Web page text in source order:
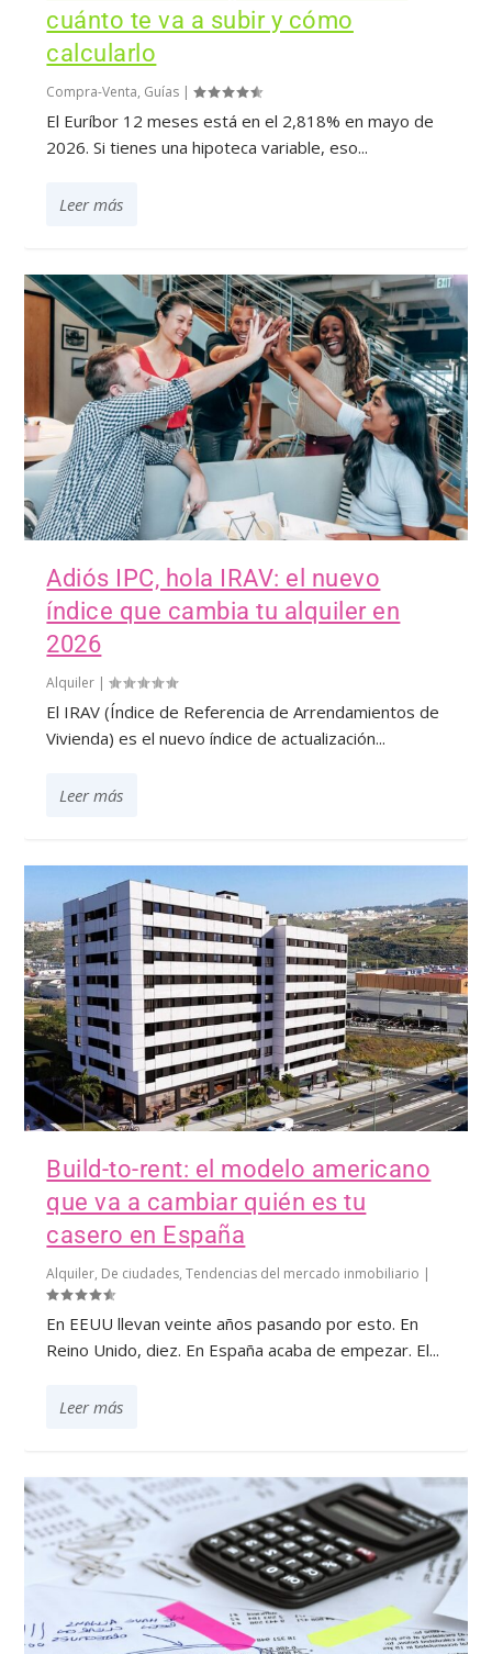
cuánto te va a subir y cómo
calcularlo
Compra-Venta, Guías |
El Euríbor 12 meses está en el 2,818% en mayo de
2026. Si tienes una hipoteca variable, eso...
Leer más
Adiós IPC, hola IRAV: el nuevo
índice que cambia tu alquiler en
2026
Alquiler |
El IRAV (Índice de Referencia de Arrendamientos de
Vivienda) es el nuevo índice de actualización...
Leer más
Build-to-rent: el modelo americano
que va a cambiar quién es tu
casero en España
Alquiler, De ciudades,Tendencias del mercado inmobiliario |
En EEUU llevan veinte años pasando por esto. En
Reino Unido, diez. En España acaba de empezar. El...
Leer más